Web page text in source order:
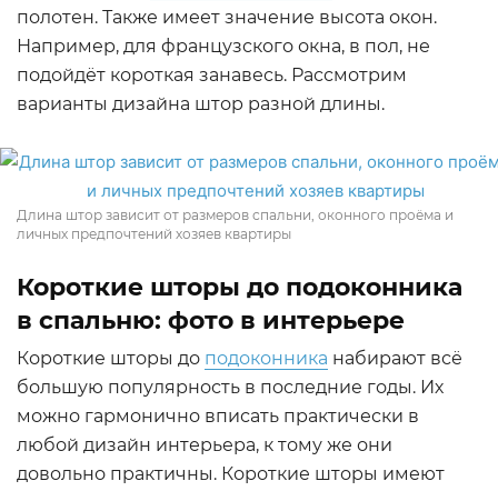
полотен. Также имеет значение высота окон.
Например, для французского окна, в пол, не
подойдёт короткая занавесь. Рассмотрим
варианты дизайна штор разной длины.
Длина штор зависит от размеров спальни, оконного проёма и
личных предпочтений хозяев квартиры
Короткие шторы до подоконника
в спальню: фото в интерьере
Короткие шторы до подоконника набирают всё
большую популярность в последние годы. Их
можно гармонично вписать практически в
любой дизайн интерьера, к тому же они
довольно практичны. Короткие шторы имеют